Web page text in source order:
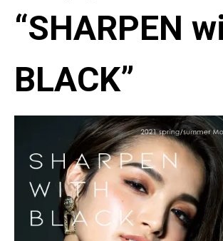
“SHARPEN
BLACK”